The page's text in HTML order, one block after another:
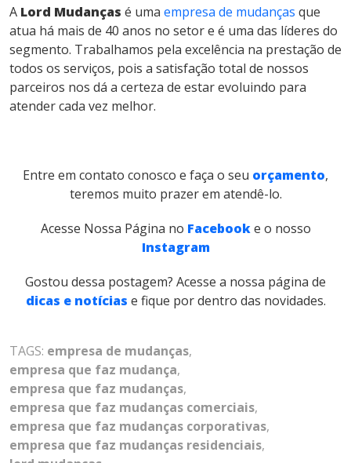
A Lord Mudanças é uma empresa de mudanças que
atua há mais de 40 anos no setor e é uma das líderes do
segmento. Trabalhamos pela excelência na prestação de
todos os serviços, pois a satisfação total de nossos
parceiros nos dá a certeza de estar evoluindo para
atender cada vez melhor.
Entre em contato conosco e faça o seu orçamento,
teremos muito prazer em atendê-lo.
Acesse Nossa Página no Facebook e o nosso
Instagram
Gostou dessa postagem? Acesse a nossa página de
dicas e notícias e fique por dentro das novidades.
TAGS: empresa de mudanças,
empresa que faz mudança,
empresa que faz mudanças,
empresa que faz mudanças comerciais,
empresa que faz mudanças corporativas,
empresa que faz mudanças residenciais,